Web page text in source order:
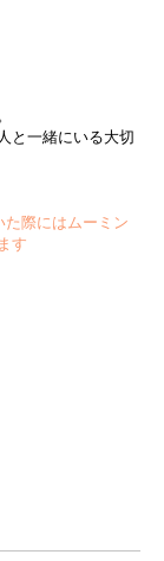
と一緒にいる大切
際にはムーミン
す